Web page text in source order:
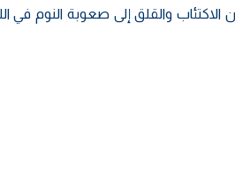
والقلق إلى صعوبة النوم في